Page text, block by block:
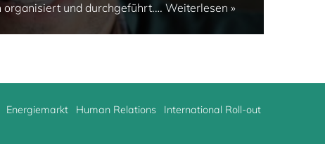
organisiert und durchgeführt.… Weiterlesen »
Energiemarkt Human Relations International Roll-out